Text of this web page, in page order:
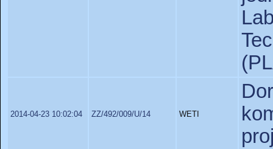
2014-04-23 10:02:04 ZZ/492/009/U/14 WETI